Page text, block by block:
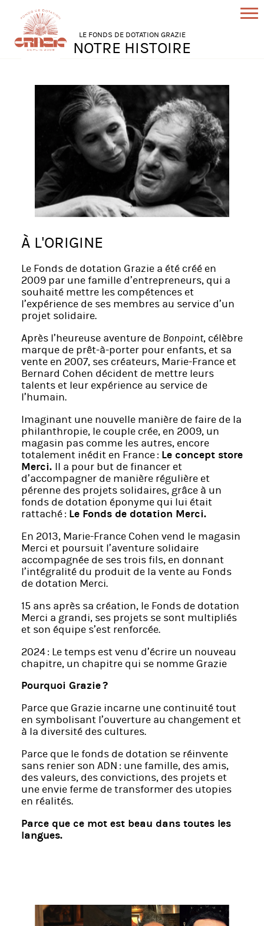
LE FONDS DE DOTATION GRAZIE
NOTRE HISTOIRE
À L'ORIGINE
Le Fonds de dotation Grazie a été créé en
2009 par une famille d’entrepreneurs, qui a
souhaité mettre les compétences et
l’expérience de ses membres au service d’un
projet solidaire.
Après l’heureuse aventure de Bonpoint, célèbre
marque de prêt-à-porter pour enfants, et sa
vente en 2007, ses créateurs, Marie-France et
Bernard Cohen décident de mettre leurs
talents et leur expérience au service de
l’humain.
Imaginant une nouvelle manière de faire de la
philanthropie, le couple crée, en 2009, un
magasin pas comme les autres, encore
totalement inédit en France : Le concept store
Merci. Il a pour but de financer et
d’accompagner de manière régulière et
pérenne des projets solidaires, grâce à un
fonds de dotation éponyme qui lui était
rattaché : Le Fonds de dotation Merci.
En 2013, Marie-France Cohen vend le magasin
Merci et poursuit l’aventure solidaire
accompagnée de ses trois fils, en donnant
l’intégralité du produit de la vente au Fonds
de dotation Merci.
15 ans après sa création, le Fonds de dotation
Merci a grandi, ses projets se sont multipliés
et son équipe s’est renforcée.
2024 : Le temps est venu d’écrire un nouveau
chapitre, un chapitre qui se nomme Grazie
Pourquoi Grazie ?
Parce que Grazie incarne une continuité tout
en symbolisant l’ouverture au changement et
à la diversité des cultures.
Parce que le fonds de dotation se réinvente
sans renier son ADN : une famille, des amis,
des valeurs, des convictions, des projets et
une envie ferme de transformer des utopies
en réalités.
Parce que ce mot est beau dans toutes les
langues.